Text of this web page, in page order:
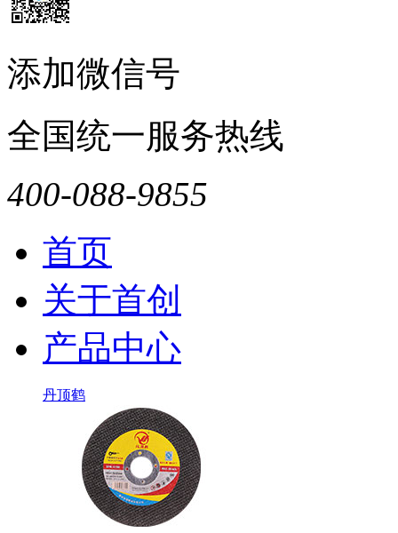
添加微信号
全国统一服务热线
400-088-9855
首页
关于首创
产品中心
丹顶鹤